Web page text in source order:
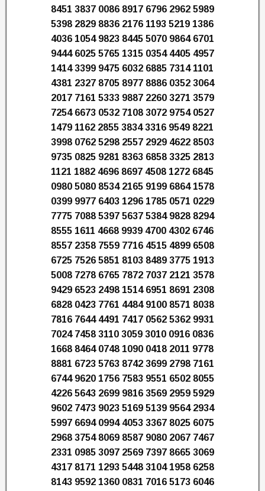
8451 3837 0086 8917 6796 2962 5989
5398 2829 8836 2176 1193 5219 1386
4036 1054 9823 8445 5070 9864 6701
9444 6025 5765 1315 0354 4405 4957
1414 3399 9475 6032 6885 7314 1101
4381 2327 8705 8977 8886 0352 3064
2017 7161 5333 9887 2260 3271 3579
7254 6673 0532 7108 3072 9754 0527
1479 1162 2855 3834 3316 9549 8221
3998 0762 5298 2557 2929 4622 8503
9735 0825 9281 8363 6858 3325 2813
1121 1882 4696 8697 4508 1272 6845
0980 5080 8534 2165 9199 6864 1578
0399 9977 6403 1296 1785 0571 0229
7775 7088 5397 5637 5384 9828 8294
8555 1611 4668 9939 4700 4302 6746
8557 2358 7559 7716 4515 4899 6508
6725 7526 5851 8103 8489 3775 1913
5008 7278 6765 7872 7037 2121 3578
9429 6523 2498 1514 6951 8691 2308
6828 0423 7761 4484 9100 8571 8038
7816 7644 4491 7417 0562 5362 9931
7024 7458 3110 3059 3010 0916 0836
1668 8464 0748 1090 0418 2011 9778
8881 6723 5763 8742 3699 2798 7161
6744 9620 1756 7583 9551 6502 8055
4226 5643 2699 9816 3569 2959 5929
9602 7473 9023 5169 5139 9564 2934
5997 6694 0994 4053 3367 8025 6075
2968 3754 8069 8587 9080 2067 7467
2331 0985 3097 2569 7397 8665 3069
4317 8171 1293 5448 3104 1958 6258
8143 9592 1360 0831 7016 5173 6046